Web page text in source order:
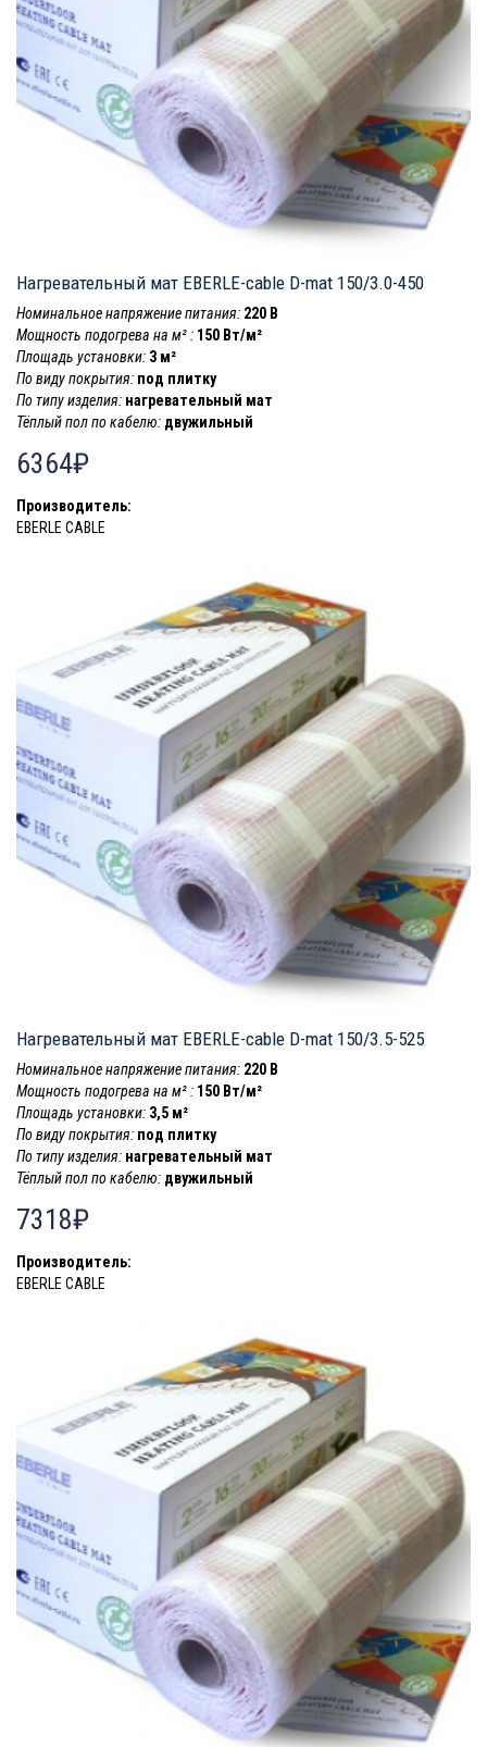
Нагревательный мат EBERLE-cable D-mat 150/3.0-450
Номинальное напряжение питания: 220 В
Мощность подогрева на м² : 150 Вт/м²
Площадь установки: 3 м²
По виду покрытия: под плитку
По типу изделия: нагревательный мат
Тёплый пол по кабелю: двужильный
6364₽
Производитель:
EBERLE CABLE
Нагревательный мат EBERLE-cable D-mat 150/3.5-525
Номинальное напряжение питания: 220 В
Мощность подогрева на м² : 150 Вт/м²
Площадь установки: 3,5 м²
По виду покрытия: под плитку
По типу изделия: нагревательный мат
Тёплый пол по кабелю: двужильный
7318₽
Производитель:
EBERLE CABLE